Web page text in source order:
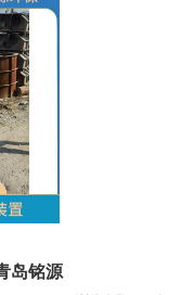
岛铭源